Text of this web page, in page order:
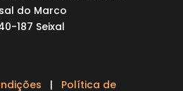
do Marco
187 Seixal
| Política de